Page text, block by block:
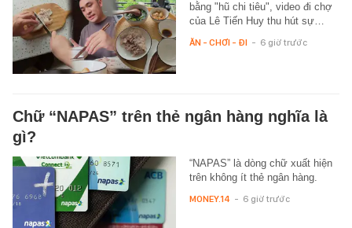
bằng "hũ chi tiêu", video đi chợ
của Lê Tiến Huy thu hút sự…
ĂN - CHƠI - ĐI - 6 giờ trước
Chữ “NAPAS” trên thẻ ngân hàng nghĩa là
gì?
“NAPAS” là dòng chữ xuất hiện
trên không ít thẻ ngân hàng.
MONEY.14 - 6 giờ trước